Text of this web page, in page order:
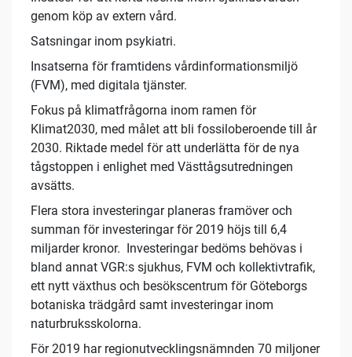
genom köp av extern vård.
Satsningar inom psykiatri.
Insatserna för framtidens vårdinformationsmiljö
(FVM), med digitala tjänster.
Fokus på klimatfrågorna inom ramen för
Klimat2030, med målet att bli fossiloberoende till år
2030. Riktade medel för att underlätta för de nya
tågstoppen i enlighet med Västtågsutredningen
avsätts.
Flera stora investeringar planeras framöver och
summan för investeringar för 2019 höjs till 6,4
miljarder kronor. Investeringar bedöms behövas i
bland annat VGR:s sjukhus, FVM och kollektivtrafik,
ett nytt växthus och besökscentrum för Göteborgs
botaniska trädgård samt investeringar inom
naturbruksskolorna.
För 2019 har regionutvecklingsnämnden 70 miljoner